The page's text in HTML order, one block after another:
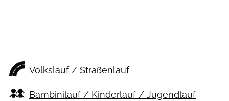
Volkslauf / Straßenlauf
Bambinilauf / Kinderlauf / Jugendlauf